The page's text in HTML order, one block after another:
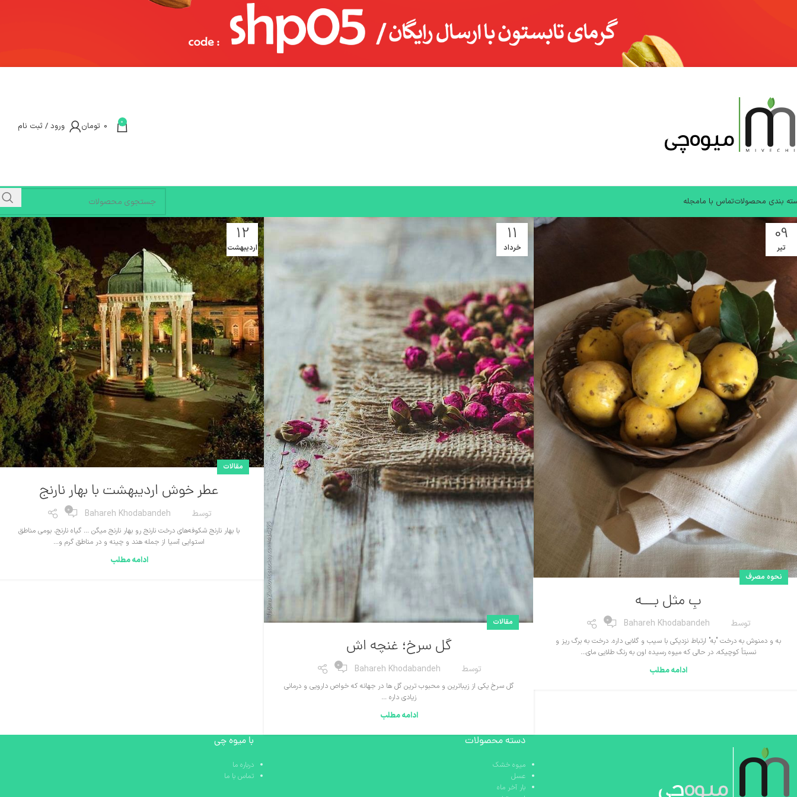
0 تومان 0 ورود / ثبت نام
بندی محصولاتتماس با مامجله
09
تیر
نحوه مصرف
بِ مثل بـــه
توسط Bahareh Khodabandeh
0
به و دمنوش به درخت "به" ارتباط نزدیکی با سیب و گلابی داره. درخت به برگ ریز و
نسبتاً کوچیکه، در حالی که میوه رسیده اون به رنگ طلایی مای...
ادامه مطلب
11
خرداد
مقالات
گل سرخ؛ غنچه اش
توسط Bahareh Khodabandeh
0
گل سرخ یکی از زیباترین و محبوب ترین گل ها در جهانه که خواص دارویی و درمانی
زیادی داره …
ادامه مطلب
12
اردیبهشت
مقالات
عطر خوش اردیبهشت با بهار نارنج
توسط Bahareh Khodabandeh
0
با بهار نارنج شکوفه‌های درخت نارنج رو بهار نارنج میگن ... گیاه نارنج، بومی مناطق
استوایی آسیا از جمله هند و چینه و در مناطق گرم و...
ادامه مطلب
دسته محصولات
میوه خشک
عسل
بار آخر ماه
با میوه چی
درباره ما
تماس با ما